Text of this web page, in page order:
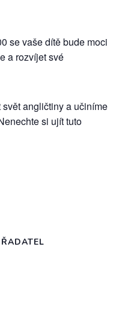
se vaše dítě bude moci
a rozvíjet své
angličtiny a učiníme
si ujít tuto